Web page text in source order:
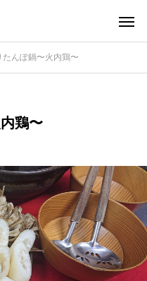
たんぽ鍋〜火内鶏〜
鶏〜